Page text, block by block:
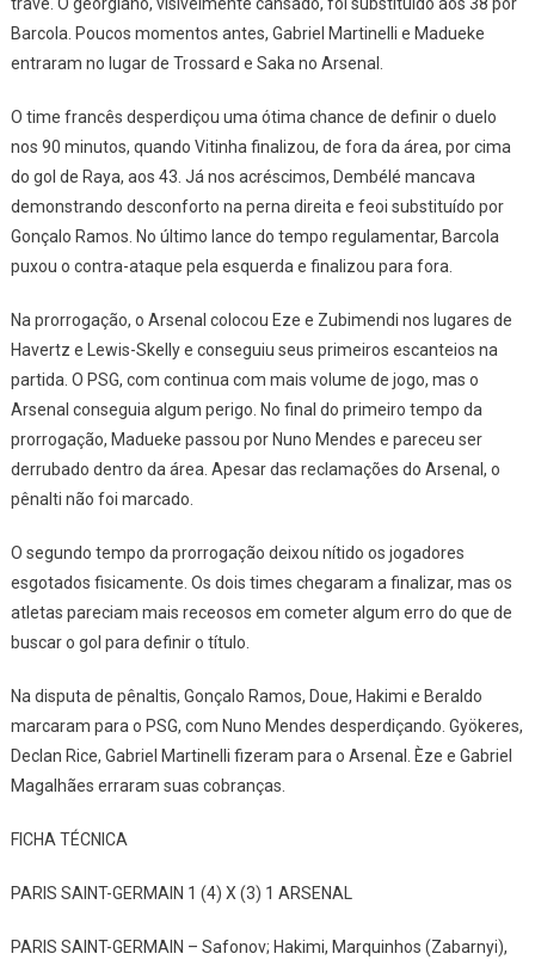
Barcola. Poucos momentos antes, Gabriel Martinelli e Madueke
entraram no lugar de Trossard e Saka no Arsenal.
O time francês desperdiçou uma ótima chance de definir o duelo
nos 90 minutos, quando Vitinha finalizou, de fora da área, por cima
do gol de Raya, aos 43. Já nos acréscimos, Dembélé mancava
demonstrando desconforto na perna direita e feoi substituído por
Gonçalo Ramos. No último lance do tempo regulamentar, Barcola
puxou o contra-ataque pela esquerda e finalizou para fora.
Na prorrogação, o Arsenal colocou Eze e Zubimendi nos lugares de
Havertz e Lewis-Skelly e conseguiu seus primeiros escanteios na
partida. O PSG, com continua com mais volume de jogo, mas o
Arsenal conseguia algum perigo. No final do primeiro tempo da
prorrogação, Madueke passou por Nuno Mendes e pareceu ser
derrubado dentro da área. Apesar das reclamações do Arsenal, o
pênalti não foi marcado.
O segundo tempo da prorrogação deixou nítido os jogadores
esgotados fisicamente. Os dois times chegaram a finalizar, mas os
atletas pareciam mais receosos em cometer algum erro do que de
buscar o gol para definir o título.
Na disputa de pênaltis, Gonçalo Ramos, Doue, Hakimi e Beraldo
marcaram para o PSG, com Nuno Mendes desperdiçando. Gyökeres,
Declan Rice, Gabriel Martinelli fizeram para o Arsenal. Èze e Gabriel
Magalhães erraram suas cobranças.
FICHA TÉCNICA
PARIS SAINT-GERMAIN 1 (4) X (3) 1 ARSENAL
PARIS SAINT-GERMAIN – Safonov; Hakimi, Marquinhos (Zabarnyi),